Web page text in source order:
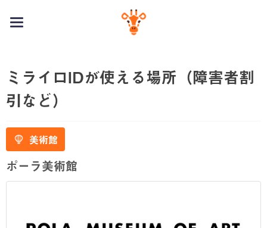
toggle
ミライロIDが使える場所（障害者割
引など）
美術館
ポーラ美術館